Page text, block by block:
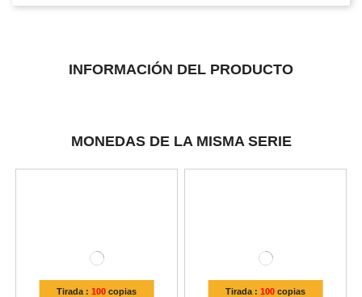
INFORMACIÓN DEL PRODUCTO
MONEDAS DE LA MISMA SERIE
Tirada : 100copias Tirada : 100copias